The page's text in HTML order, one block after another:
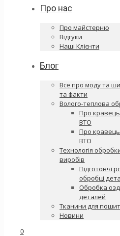
Про нас
Про майстерню
Відгуки
Наші Клієнти
Блог
Все про моду та
та факти
Волого-теплова
Про
ВТО
Про
ВТО
Технологія
виробів
Підготовчі
обробці
Обробка
деталей
Тканини для
Новини
0